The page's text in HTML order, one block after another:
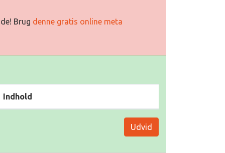
Brug denne gratis online meta
Indhold
Udvid